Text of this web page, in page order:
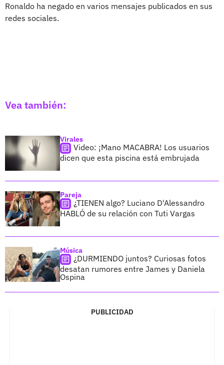
Ronaldo ha negado en varios mensajes publicados en sus
redes sociales.
Vea también:
Virales
Video: ¡Mano MACABRA! Los usuarios
dicen que esta piscina está embrujada
Pareja
¿TIENEN algo? Luciano D'Alessandro
HABLÓ de su relación con Tuti Vargas
Música
¿DURMIENDO juntos? Curiosas fotos
desatan rumores entre James y Daniela
Ospina
PUBLICIDAD